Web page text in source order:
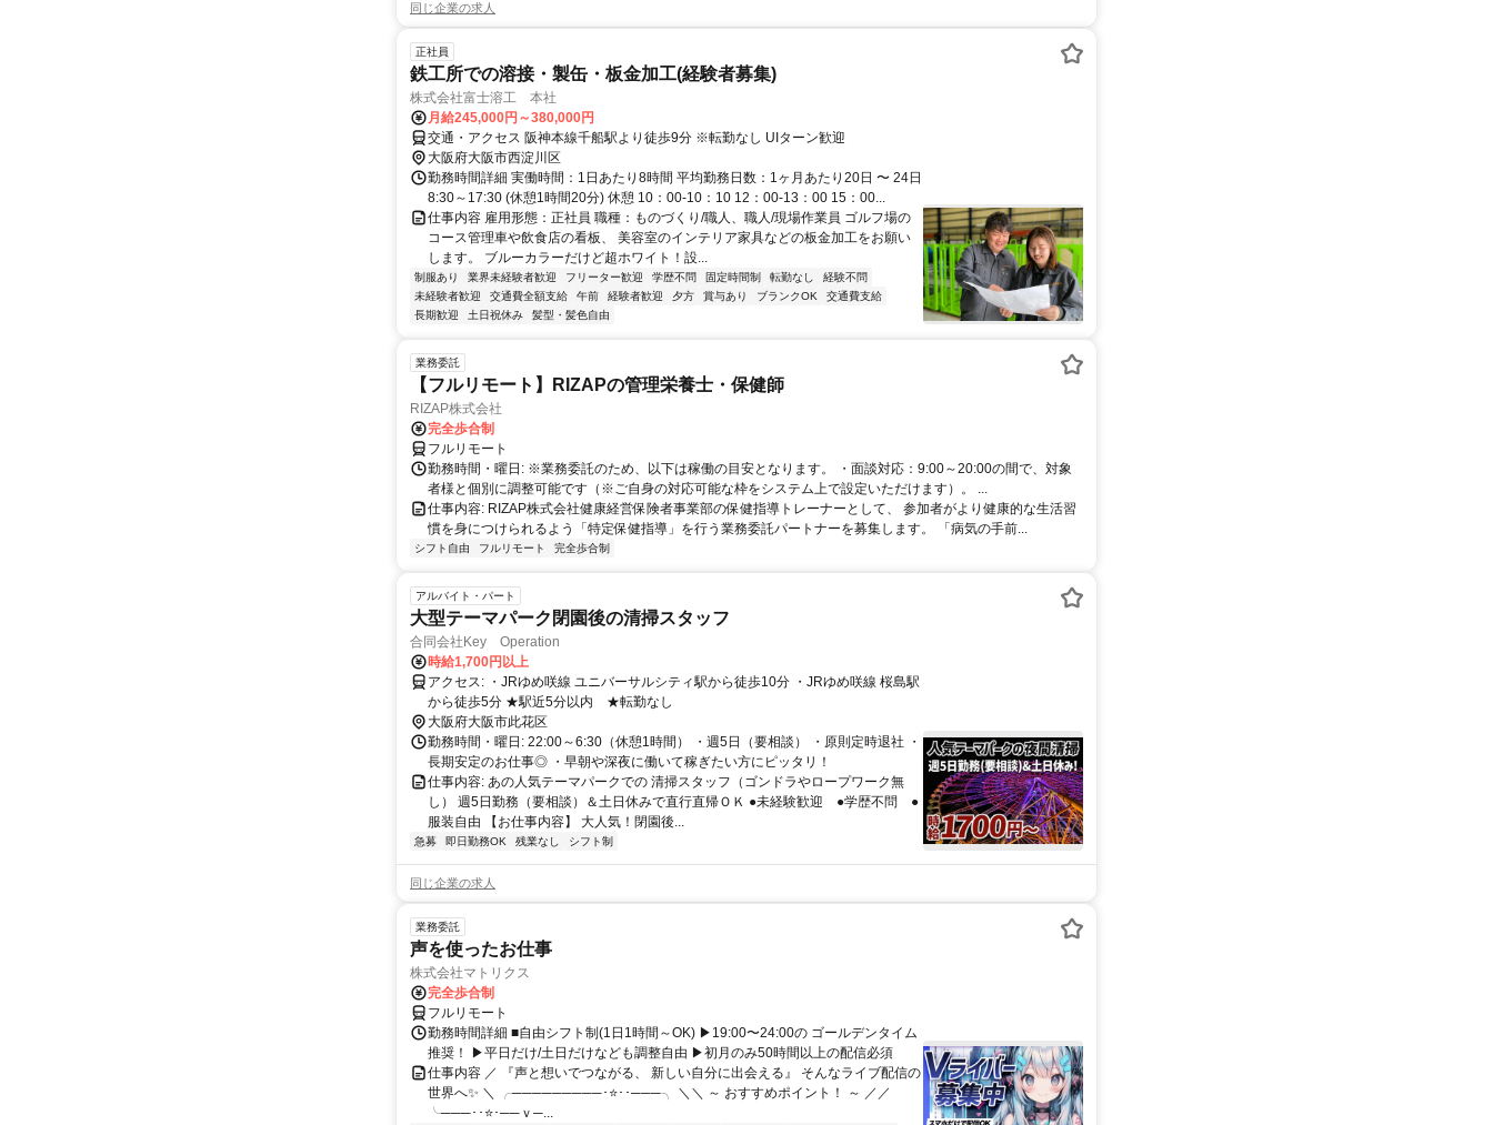
同じ企業の求人
正社員
鉄工所での溶接・製缶・板金加工(経験者募集)
株式会社富士溶工 本社
月給245,000円～380,000円
交通・アクセス 阪神本線千船駅より徒歩9分 ※転勤なし UIターン歓迎
大阪府大阪市西淀川区
勤務時間詳細 実働時間：1日あたり8時間 平均勤務日数：1ヶ月あたり20日 〜 24日
8:30～17:30 (休憩1時間20分) 休憩 10：00-10：10 12：00-13：00 15：00...
仕事内容 雇用形態：正社員 職種：ものづくり/職人、職人/現場作業員 ゴルフ場の
コース管理車や飲食店の看板、 美容室のインテリア家具などの板金加工をお願い
します。 ブルーカラーだけど超ホワイト！設...
制服あり 業界未経験者歓迎 フリーター歓迎 学歴不問 固定時間制 転勤なし
経験不問
未経験者歓迎
交通費全額支給 午前 経験者歓迎 夕方 賞与あり ブランクOK
交通費支給
長期歓迎
土日祝休み 髪型・髪色自由
業務委託
【フルリモート】RIZAPの管理栄養士・保健師
RIZAP株式会社
完全歩合制
フルリモート
勤務時間・曜日: ※業務委託のため、以下は稼働の目安となります。 ・面談対応：9:00～20:00の間で、対象
者様と個別に調整可能です（※ご自身の対応可能な枠をシステム上で設定いただけます）。 ...
仕事内容: RIZAP株式会社健康経営保険者事業部の保健指導トレーナーとして、 参加者がより健康的な生活習
慣を身につけられるよう「特定保健指導」を行う業務委託パートナーを募集します。 「病気の手前...
シフト自由 フルリモート 完全歩合制
アルバイト・パート
大型テーマパーク閉園後の清掃スタッフ
合同会社Key Operation
時給1,700円以上
アクセス: ・JRゆめ咲線 ユニバーサルシティ駅から徒歩10分 ・JRゆめ咲線 桜島駅
から徒歩5分 ★駅近5分以内 ★転勤なし
大阪府大阪市此花区
勤務時間・曜日: 22:00～6:30（休憩1時間） ・週5日（要相談） ・原則定時退社 ・
長期安定のお仕事◎ ・早朝や深夜に働いて稼ぎたい方にピッタリ！
仕事内容: あの人気テーマパークでの 清掃スタッフ（ゴンドラやロープワーク無
し） 週5日勤務（要相談）＆土日休みで直行直帰ＯＫ ●未経験歓迎 ●学歴不問 ●
服装自由 【お仕事内容】 大人気！閉園後...
急募 即日勤務OK 残業なし シフト制
同じ企業の求人
業務委託
声を使ったお仕事
株式会社マトリクス
完全歩合制
フルリモート
勤務時間詳細 ■自由シフト制(1日1時間～OK) ▶19:00〜24:00の ゴールデンタイム
推奨！ ▶平日だけ/土日だけなども調整自由 ▶初月のみ50時間以上の配信必須
仕事内容 ／ 『声と想いでつながる、 新しい自分に出会える』 そんなライブ配信の
世界へ✨ ＼ ╭─────────･⭐･･───╮ ＼＼ ～ おすすめポイント！ ～ ／／
╰───･･⭐･──ｖ─...